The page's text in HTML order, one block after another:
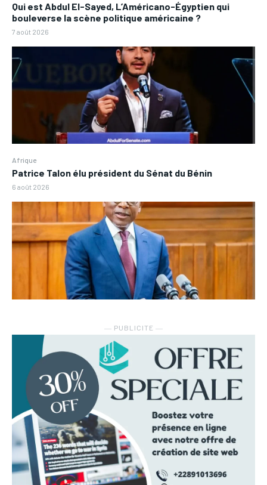
Qui est Abdul El-Sayed, L’Américano-Égyptien qui
bouleverse la scène politique américaine ?
7 août 2026
Afrique
Patrice Talon élu président du Sénat du Bénin
6 août 2026
― PUBLICITE ―